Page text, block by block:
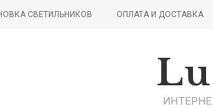
СВЕТИЛЬНИКОВ ОПЛАТА И ДОСТАВКА